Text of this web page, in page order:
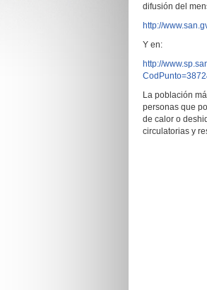
difusión del
http://
Y en:
http://
La población
personas que
de calor o
circulatorias y